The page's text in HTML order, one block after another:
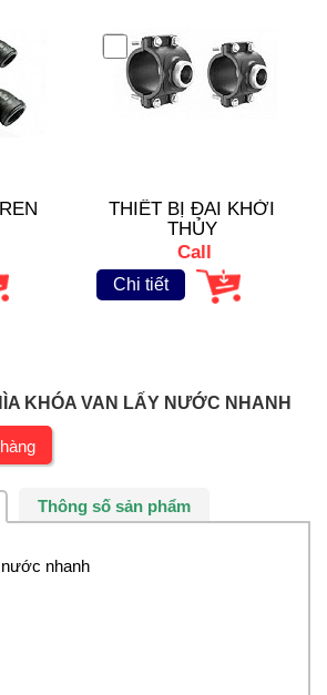
THIẾT BỊ ĐAI KHỞI
THỦY
Call
Chi tiết
KHÓA VAN LẤY NƯỚC NHANH
Thông số sản phẩm
nhanh